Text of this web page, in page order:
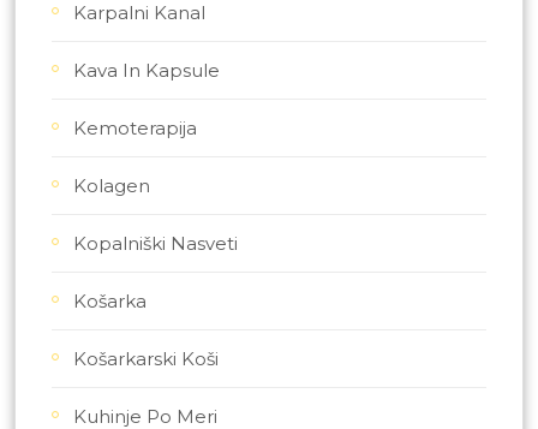
Karpalni Kanal
Kava In Kapsule
Kemoterapija
Kolagen
Kopalniški Nasveti
Košarka
Košarkarski Koši
Kuhinje Po Meri